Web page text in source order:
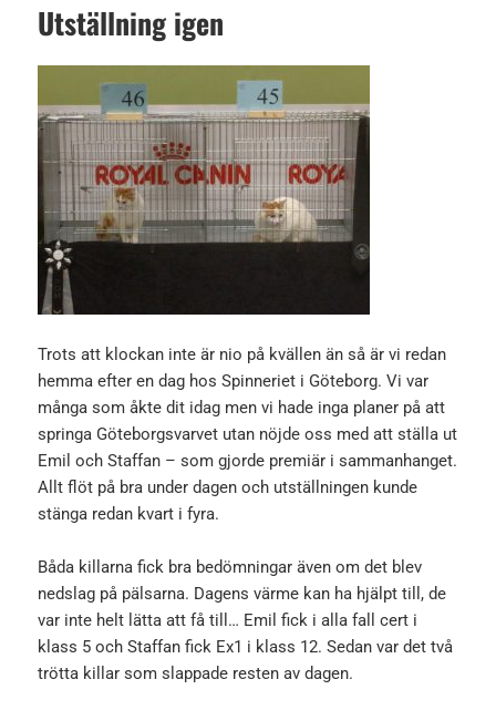
Utställning igen
Trots att klockan inte är nio på kvällen än så är vi redan
hemma efter en dag hos Spinneriet i Göteborg. Vi var
många som åkte dit idag men vi hade inga planer på att
springa Göteborgsvarvet utan nöjde oss med att ställa ut
Emil och Staffan – som gjorde premiär i sammanhanget.
Allt flöt på bra under dagen och utställningen kunde
stänga redan kvart i fyra.
Båda killarna fick bra bedömningar även om det blev
nedslag på pälsarna. Dagens värme kan ha hjälpt till, de
var inte helt lätta att få till… Emil fick i alla fall cert i
klass 5 och Staffan fick Ex1 i klass 12. Sedan var det två
trötta killar som slappade resten av dagen.